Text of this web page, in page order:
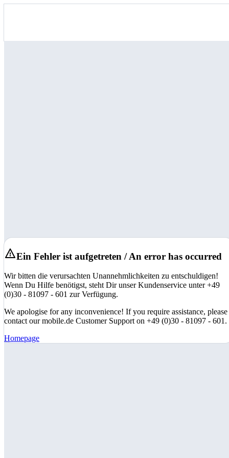
Ein Fehler ist aufgetreten / An error has occurred
Wir bitten die verursachten Unannehmlichkeiten zu entschuldigen!
Wenn Du Hilfe benötigst, steht Dir unser Kundenservice unter +49
(0)30 - 81097 - 601 zur Verfügung.
We apologise for any inconvenience! If you require assistance, please
contact our mobile.de Customer Support on +49 (0)30 - 81097 - 601.
Homepage